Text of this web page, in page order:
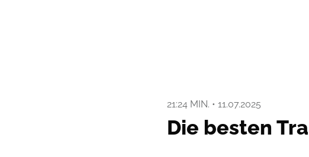
21:24 MIN. • 11.07.2025
Die besten